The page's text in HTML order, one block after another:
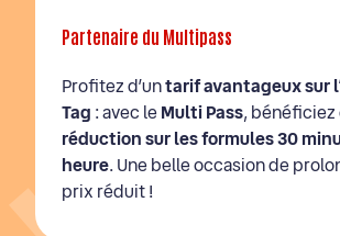
Partenaire du Multipass
Profitez d’untarif avantageux sur
Tag : avec leMulti Pass, bénéficiez
réduction sur les formules 30
heure. Une belle occasion de
prix réduit !